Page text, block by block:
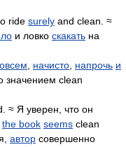
ride surely and clean. ≈
и ловко скакать на
начисто напрочь и
значением clean
≈ Я уверен, что он
the book seems clean
автор совершенно